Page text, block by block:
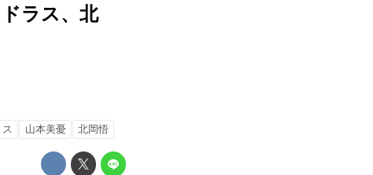
ラス、北
山本美憂 北岡悟